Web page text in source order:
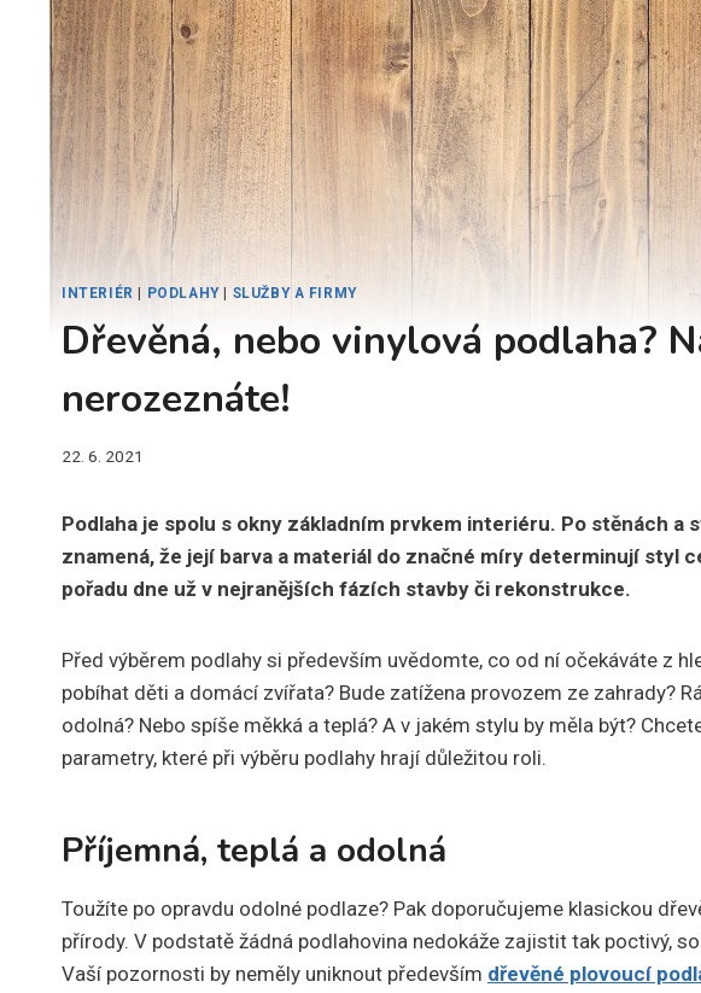
INTERIÉR | PODLAHY| SLUŽBY A FIRMY
Dřevěná, nebo vinylová podlaha?
nerozeznáte!
22. 6. 2021
Podlaha je spolu s okny základním prvkem interiéru. Po stěnách a
znamená, že její barva a materiál do značné míry determinují styl
pořadu dne už v nejranějších fázích stavby či rekonstrukce.
Před výběrem podlahy si především uvědomte, co od ní očekáváte z
pobíhat děti a domácí zvířata? Bude zatížena provozem ze zahrady?
odolná? Nebo spíše měkká a teplá? A v jakém stylu by měla být?
parametry, které při výběru podlahy hrají důležitou roli.
Příjemná, teplá a odolná
Toužíte po opravdu odolné podlaze? Pak doporučujeme klasickou
přírody. V podstatě žádná podlahovina nedokáže zajistit tak poctivý,
Vaší pozornosti by neměly uniknout především dřevěné plovoucí